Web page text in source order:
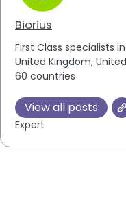
Biorius
First Class specialists
United Kingdom,
60 countries
View all posts
Expert